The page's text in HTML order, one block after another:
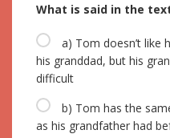
What is said in the
a) Tom doesn’t like
his granddad, but his
difficult
b) Tom has the
as his grandfather had